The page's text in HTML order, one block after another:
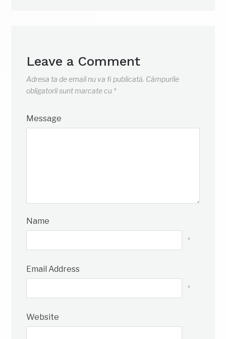
Leave a Comment
Adresa ta de email nu va fi publicată. Câmpurile
obligatorii sunt marcate cu *
Message
Name
*
Email Address
*
Website